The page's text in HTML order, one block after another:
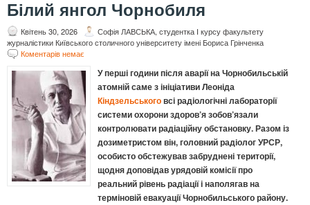
Білий янгол Чорнобиля
Квітень 30, 2026
Софія ЛАВСЬКА, студентка І курсу факультету
журналістики Київського столичного університету імені Бориса Грінченка
Коментарів немає
У перші години після аварії на Чорнобильській
атомній саме з ініціативи Леоніда
Кіндзельськоговсі радіологічні лабораторії
системи охорони здоров’я зобов’язали
контролювати радіаційну обстановку. Разом із
дозиметристом він, головний радіолог УРСР,
особисто обстежував забруднені території,
щодня доповідав урядовій комісії про
реальний рівень радіації і наполягав на
терміновій евакуації Чорнобильського району.